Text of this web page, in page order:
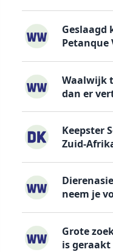
Petanque
Waalwijk
dan er
Keepster
Zuid-
neem je
Grote
is geraakt